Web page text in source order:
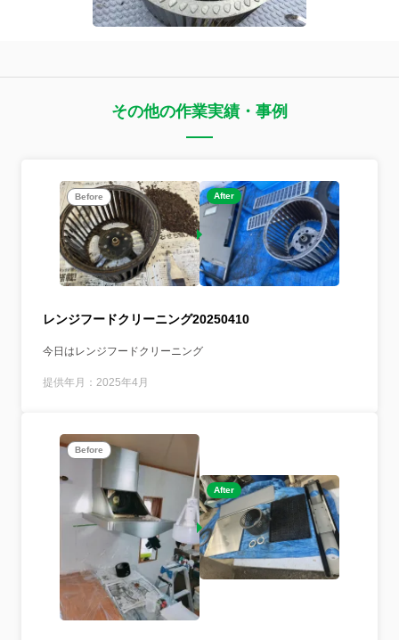
その他の作業実績・事例
Before After
レンジフードクリーニング20250410
今日はレンジフードクリーニング
提供年月：2025年4月
Before
After